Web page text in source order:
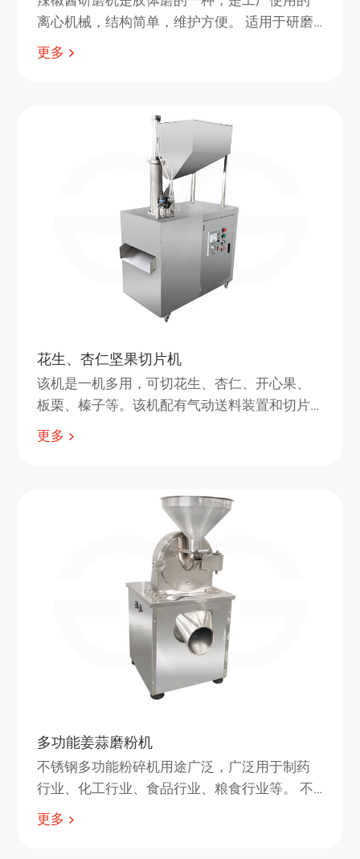
离心机械，结构简单，维护方便。 适用于研磨
辣椒、胡椒、番茄、浆果、苹果、橙子、烤坚
果和种子等物料。
更多
花生、杏仁坚果切片机
该机是一机多用，可切花生、杏仁、开心果、
板栗、榛子等。该机配有气动送料装置和切片
装置。 将坚果放入槽中，气动装置将切刀坚果
更多
多功能姜蒜磨粉机
不锈钢多功能粉碎机用途广泛，广泛用于制药
行业、化工行业、食品行业、粮食行业等。 不
锈钢粉碎机利用活动齿盘与固定齿盘之间的相
更多